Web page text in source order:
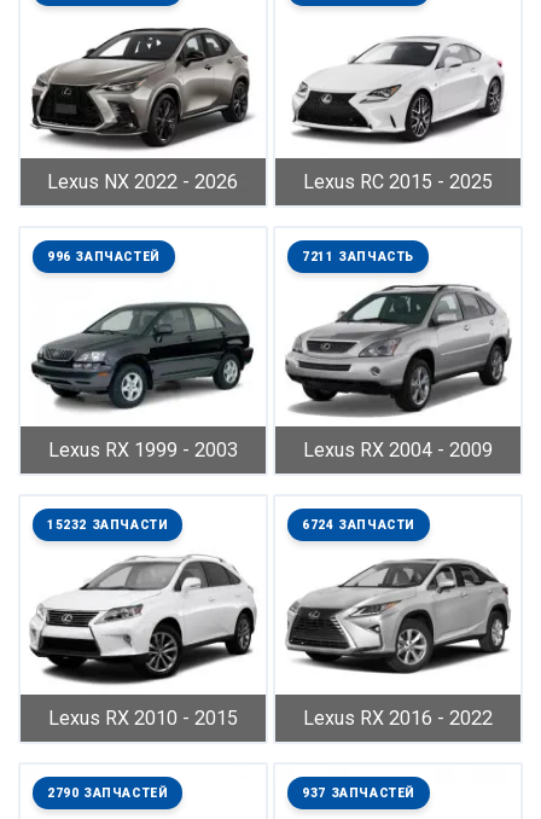
Lexus NX 2022 - 2026 Lexus RC 2015 - 2025
Lexus RX 1999 - 2003
996 ЗАПЧАСТЕЙ
Lexus RX 2004 - 2009
7211 ЗАПЧАСТЬ
Lexus RX 2010 - 2015
15232 ЗАПЧАСТИ
Lexus RX 2016 - 2022
6724 ЗАПЧАСТИ
2790 ЗАПЧАСТЕЙ 937 ЗАПЧАСТЕЙ